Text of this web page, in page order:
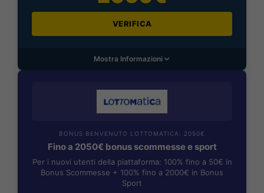
VERIFICA
Mostra Informazioni
BONUS BENVENUTO LOTTOMATICA: 2050€
Fino a 2050€ bonus scommesse e sport
Per i nuovi utenti della piattaforma: 100% fino a 50€ in
Bonus Scommesse + 100% fino a 2000€ in Bonus
Sport